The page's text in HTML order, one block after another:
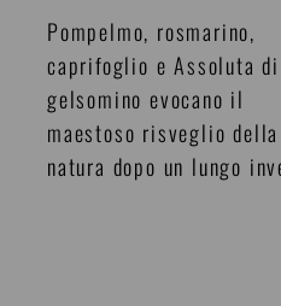
Pompelmo, rosmarino,
caprifoglio e Assoluta di
gelsomino evocano il
maestoso risveglio della
natura dopo un lungo